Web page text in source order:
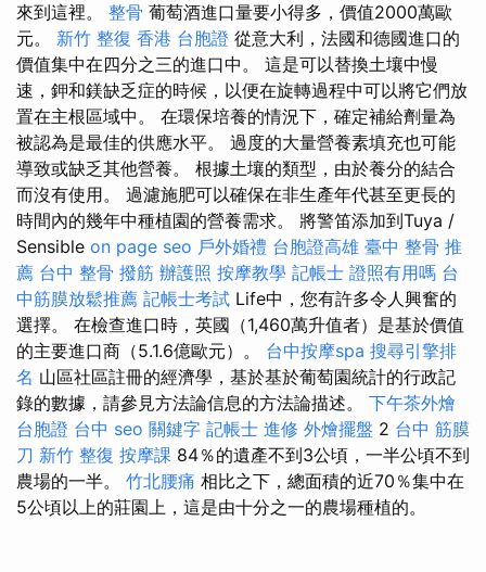
來到這裡。 整骨 葡萄酒進口量要小得多，價值2000萬歐
元。 新竹 整復 香港 台胞證 從意大利，法國和德國進口的
價值集中在四分之三的進口中。 這是可以替換土壤中慢
速，鉀和鎂缺乏症的時候，以便在旋轉過程中可以將它們放
置在主根區域中。 在環保培養的情況下，確定補給劑量為
被認為是最佳的供應水平。 過度的大量營養素填充也可能
導致或缺乏其他營養。 根據土壤的類型，由於養分的結合
而沒有使用。 過濾施肥可以確保在非生產年代甚至更長的
時間內的幾年中種植園的營養需求。 將警笛添加到Tuya /
Sensible on page seo 戶外婚禮 台胞證高雄 臺中 整骨 推
薦 台中 整骨 撥筋 辦護照 按摩教學 記帳士 證照有用嗎 台
中筋膜放鬆推薦 記帳士考試 Life中，您有許多令人興奮的
選擇。 在檢查進口時，英國（1,460萬升值者）是基於價值
的主要進口商（5.1.6億歐元）。 台中按摩spa 搜尋引擎排
名 山區社區註冊的經濟學，基於基於葡萄園統計的行政記
錄的數據，請參見方法論信息的方法論描述。 下午茶外燴
台胞證 台中 seo 關鍵字 記帳士 進修 外燴擺盤 2 台中 筋膜
刀 新竹 整復 按摩課 84％的遺產不到3公頃，一半公頃不到
農場的一半。 竹北腰痛 相比之下，總面積的近70％集中在
5公頃以上的莊園上，這是由十分之一的農場種植的。